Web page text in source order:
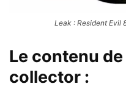
Leak : Resident Evil
Le contenu
collector :